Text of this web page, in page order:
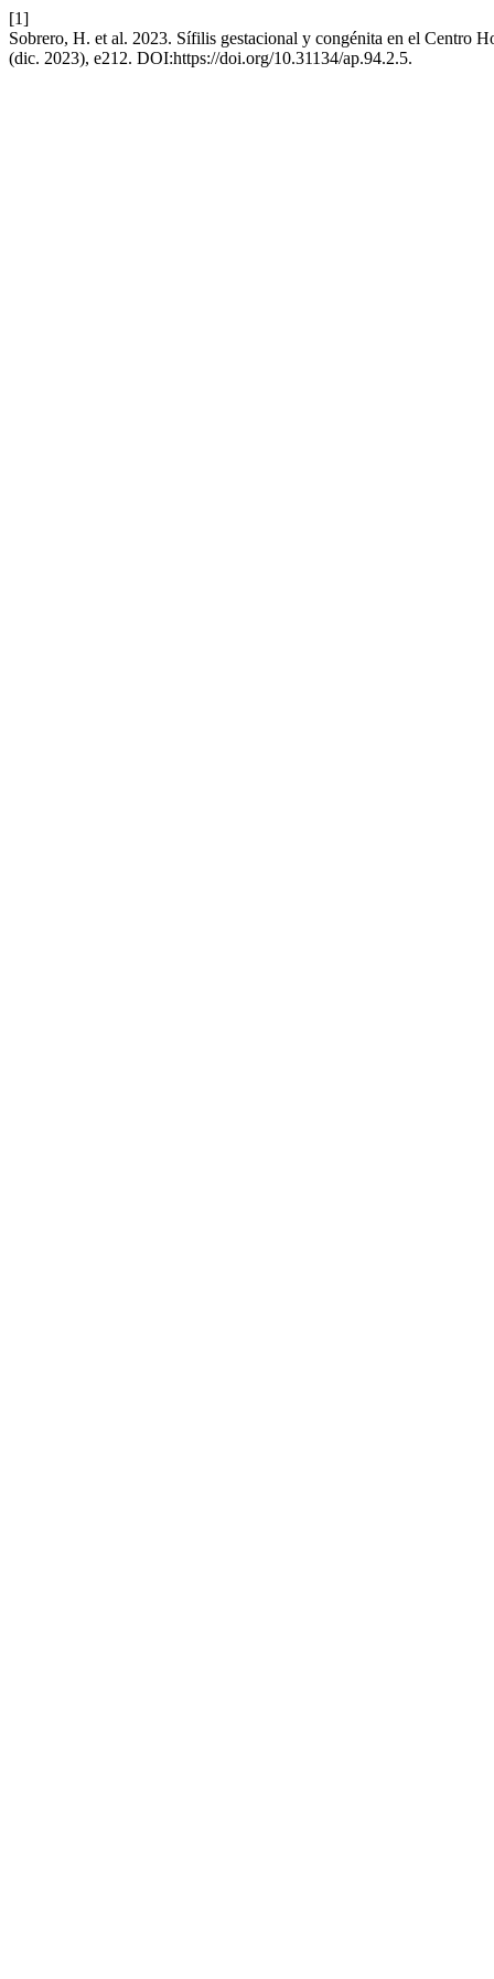
[1]
Sobrero, H. et al. 2023. Sífilis gestacional y congénita en el Centro
(dic. 2023), e212. DOI:https://doi.org/10.31134/ap.94.2.5.